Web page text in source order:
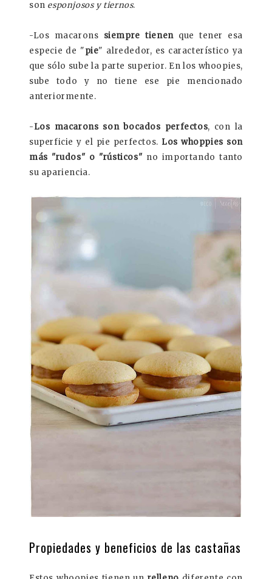
son esponjosos y tiernos.
-Los macarons siempre tienenque tener esa
especie de "pie" alrededor, es característico ya
que sólo sube la parte superior. En los whoopies,
sube todo y no tiene ese pie mencionado
anteriormente.
-Los macarons son bocados perfectos, con la
superficie y el pie perfectos. Los whoppies son
más "rudos" o "rústicos" no importando tanto
su apariencia.
Propiedades y beneficios de las castañas